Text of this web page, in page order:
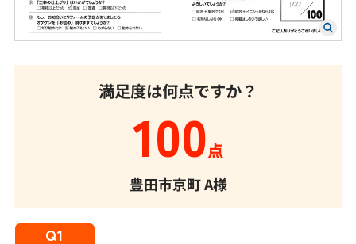
満足度は何点ですか？
100点
豊田市京町A様